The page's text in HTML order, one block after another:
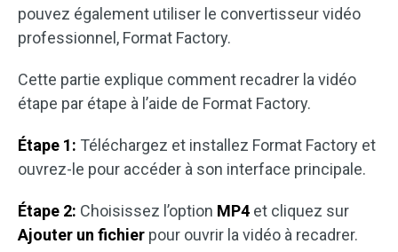
pouvez également utiliser le convertisseur vidéo
professionnel, Format Factory.
Cette partie explique comment recadrer la vidéo
étape par étape à l’aide de Format Factory.
Étape 1: Téléchargez et installez Format Factory et
ouvrez-le pour accéder à son interface principale.
Étape 2: Choisissez l’option MP4 et cliquez sur
Ajouter un fichier pour ouvrir la vidéo à recadrer.